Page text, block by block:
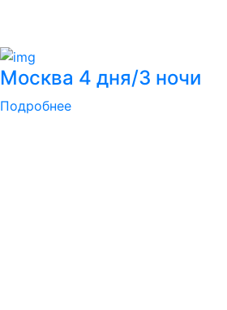
Москва 4 дня/3 ночи
Подробнее